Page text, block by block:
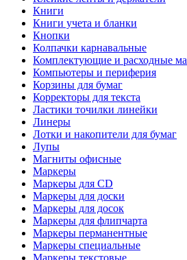
Книги
Книги учета и бланки
Кнопки
Колпачки карнавальные
Комплектующие и расходные
Компьютеры и периферия
Корзины для бумаг
Корректоры для текста
Ластики точилки линейки
Линеры
Лотки и накопители для бумаг
Лупы
Магниты офисные
Маркеры
Маркеры для CD
Маркеры для доски
Маркеры для досок
Маркеры для флипчарта
Маркеры перманентные
Маркеры специальные
Маркеры текстовые